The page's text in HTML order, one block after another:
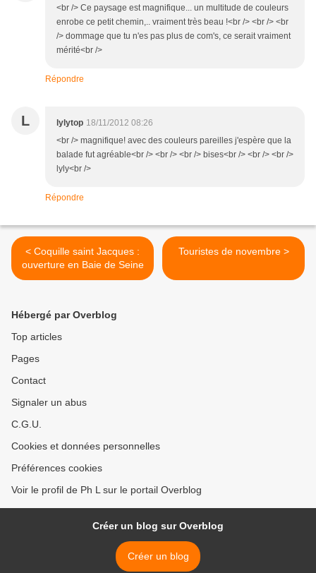
<br /> Ce paysage est magnifique... un multitude de couleurs
enrobe ce petit chemin,.. vraiment très beau !<br /> <br /> <br
/> dommage que tu n'es pas plus de com's, ce serait vraiment
mérité<br />
Répondre
L lylytop 18/11/2012 08:26
<br /> magnifique! avec des couleurs pareilles j'espère que la
balade fut agréable<br /> <br /> <br /> bises<br /> <br /> <br />
lyly<br />
Répondre
< Coquille saint Jacques :
ouverture en Baie de Seine
Touristes de novembre >
Hébergé par Overblog
Top articles
Pages
Contact
Signaler un abus
C.G.U.
Cookies et données personnelles
Préférences cookies
Voir le profil de Ph L sur le portail Overblog
Créer un blog sur Overblog
Créer un blog